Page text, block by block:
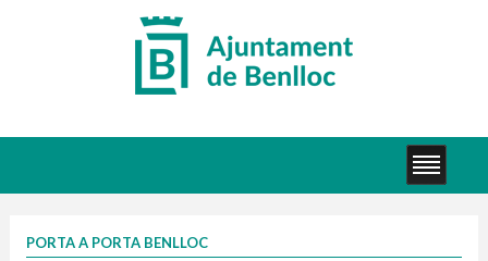
PORTA A PORTA BENLLOC